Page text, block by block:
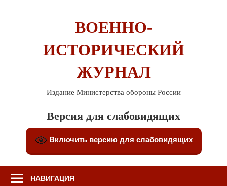
ВОЕННО-
ИСТОРИЧЕСКИЙ
ЖУРНАЛ
Издание Министерства обороны России
Версия для слабовидящих
Включить версию для слабовидящих
НАВИГАЦИЯ